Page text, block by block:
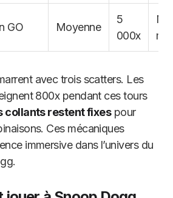
GO Moyenne
5
000x
avec trois scatters. Les
800x pendant ces tours
collants restent fixespour
Ces mécaniques
immersive dans l’univers du